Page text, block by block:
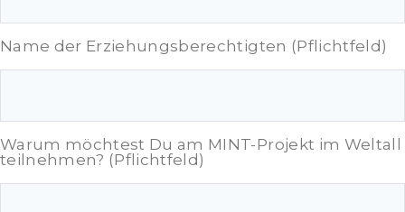
Name der Erziehungsberechtigten (Pflichtfeld)
Warum möchtest Du am MINT-Projekt im Weltall
teilnehmen? (Pflichtfeld)